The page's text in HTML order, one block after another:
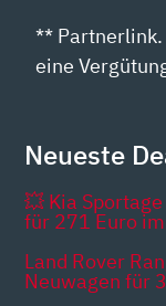
**
eine
Neueste
💥 Kia
für 271 Euro
Land Rover
Neuwagen für